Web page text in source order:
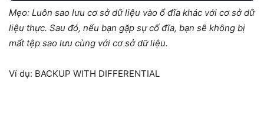
Mẹo: Luôn sao lưu cơ sở dữ liệu vào ổ đĩa khác với cơ sở dữ
liệu thực. Sau đó, nếu bạn gặp sự cố đĩa, bạn sẽ không bị
mất tệp sao lưu cùng với cơ sở dữ liệu.
Ví dụ: BACKUP WITH DIFFERENTIAL